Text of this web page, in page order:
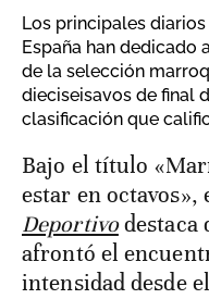
Los principales
España han dedicado
de la selección
dieciseisavos de final
clasificación que
Bajo el título «Marruecos tira de épica para
estar en
Deportivodestaca
afrontó el
intensidad desde